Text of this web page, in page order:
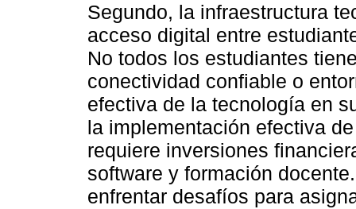
Segundo, la infraestructura
acceso digital entre
No todos los estudiantes
conectividad confiable o
efectiva de la tecnología en
la implementación efectiva
requiere inversiones
software y formación
enfrentar desafíos para